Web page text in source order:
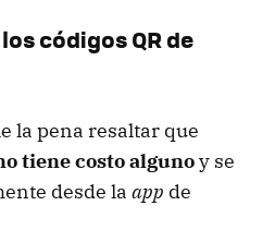
códigos QR de
la pena resaltar que
tiene costo algunoy se
desde la app de